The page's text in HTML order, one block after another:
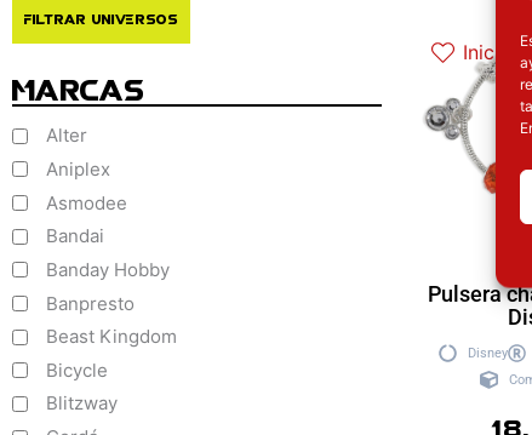
Filtrar Universos
Marcas
Alter
Aniplex
Asmodee
Bandai
Banday Hobby
Banpresto
Beast Kingdom
Bicycle
Blitzway
Inicie
Pulsera
Disney